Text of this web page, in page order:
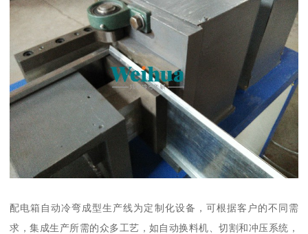
配电箱自动冷弯成型生产线为定制化设备，可根据客户的不同需
求，集成生产所需的众多工艺，如自动换料机、切割和冲压系统，